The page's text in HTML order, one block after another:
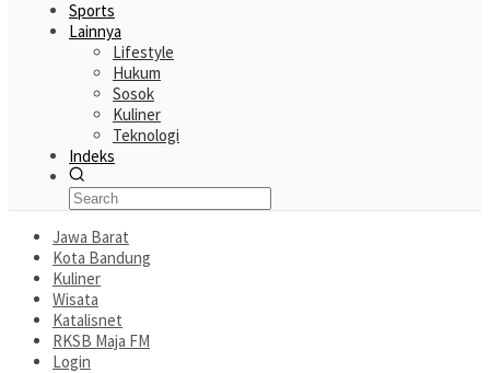
Sports
Lainnya
Lifestyle
Hukum
Sosok
Kuliner
Teknologi
Indeks
Jawa Barat
Kota Bandung
Kuliner
Wisata
Katalisnet
RKSB Maja FM
Login